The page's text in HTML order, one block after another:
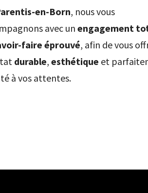
en-Born, nous vous
avec un engagement
faire éprouvé, afin de vous
durable, esthétique et
à vos attentes.